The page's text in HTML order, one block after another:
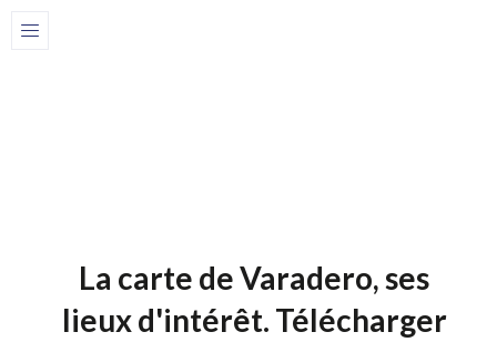
Home
La carte de Varadero, ses
lieux d'intérêt. Télécharger